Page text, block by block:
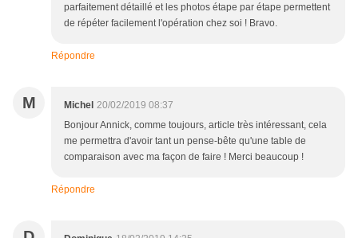
parfaitement détaillé et les photos étape par étape permettent
de répéter facilement l'opération chez soi ! Bravo.
Répondre
M Michel 20/02/2019 08:37
Bonjour Annick, comme toujours, article très intéressant, cela
me permettra d'avoir tant un pense-bête qu'une table de
comparaison avec ma façon de faire ! Merci beaucoup !
Répondre